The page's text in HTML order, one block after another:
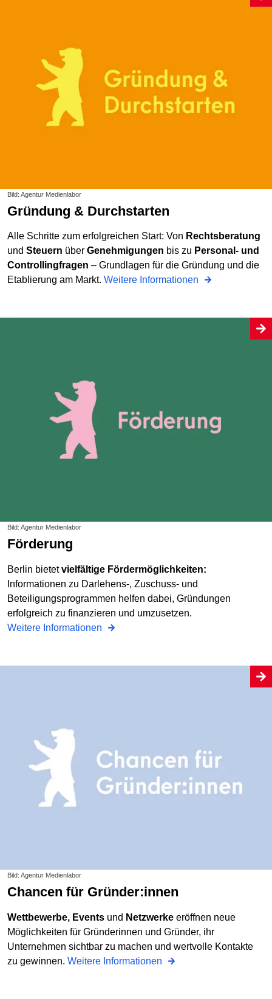
Bild: Agentur Medienlabor
Gründung & Durchstarten
Alle Schritte zum erfolgreichen Start: Von Rechtsberatung
und Steuern über Genehmigungen bis zu Personal- und
Controllingfragen – Grundlagen für die Gründung und die
Etablierung am Markt. Weitere Informationen
Bild: Agentur Medienlabor
Förderung
Berlin bietetvielfältige Fördermöglichkeiten:
Informationen zu Darlehens-, Zuschuss- und
Beteiligungsprogrammen helfen dabei, Gründungen
erfolgreich zu finanzieren und umzusetzen.
Weitere Informationen
Bild: Agentur Medienlabor
Chancen für Gründer:innen
Wettbewerbe, Events und Netzwerke eröffnen neue
Möglichkeiten für Gründerinnen und Gründer, ihr
Unternehmen sichtbar zu machen und wertvolle Kontakte
zu gewinnen. Weitere Informationen